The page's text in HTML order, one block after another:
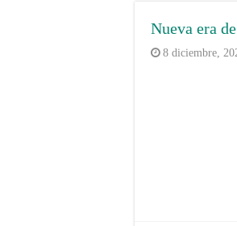
Nueva era
8 diciembre,